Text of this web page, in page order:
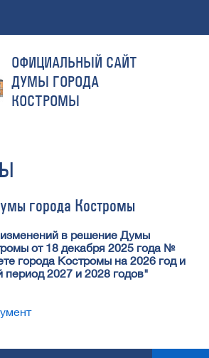
ОФИЦИАЛЬНЫЙ САЙТ
ДУМЫ ГОРОДА
КОСТРОМЫ
города Костромы
в решение Думы
от 18 декабря 2025 года №
города Костромы на 2026 год и
период 2027 и 2028 годов"